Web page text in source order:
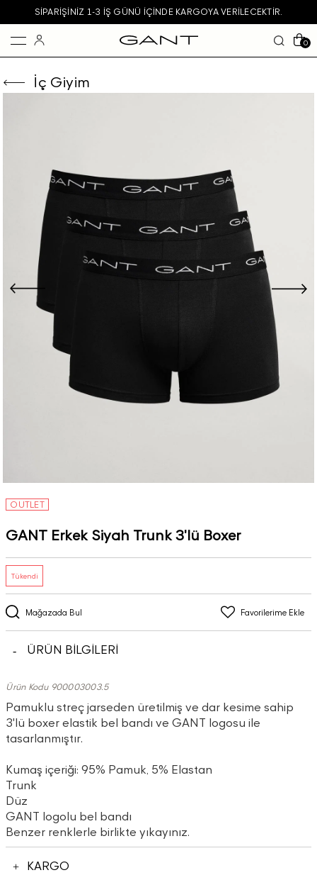
SIPARIŞINIZ 1-3 IŞ GÜNÜ IÇINDE KARGOYA VERILECEKTIR.
0
İç Giyim
OUTLET
GANT Erkek Siyah Trunk 3'lü Boxer
Mağazada Bul Favorilerime Ekle
Tükendi
ÜRÜN BİLGİLERİ
Ürün Kodu 900003003.5
Pamuklu streç jarseden üretilmiş ve dar kesime sahip
3'lü boxer elastik bel bandı ve GANT logosu ile
tasarlanmıştır.
Kumaş içeriği: 95% Pamuk, 5% Elastan
Trunk
Düz
GANT logolu bel bandı
Benzer renklerle birlikte yıkayınız.
KARGO